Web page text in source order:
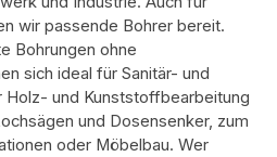
wir passende Bohrer bereit.
Bohrungen ohne
sich ideal für Sanitär- und
Holz- und Kunststoffbearbeitung
und Dosensenker, zum
oder Möbelbau. Wer